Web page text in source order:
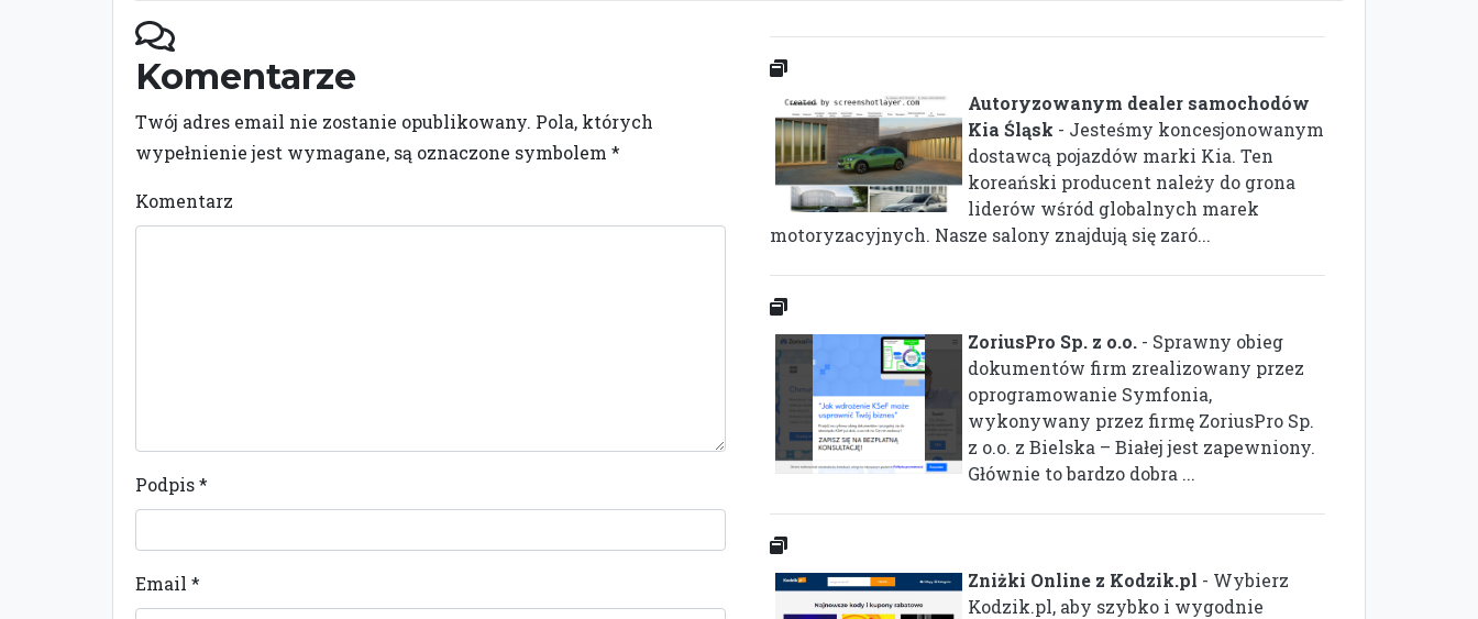
Komentarze
Twój adres email nie zostanie opublikowany. Pola, których
wypełnienie jest wymagane, są oznaczone symbolem *
Komentarz
Podpis*
Email *
Autoryzowanym dealer samochodów
Kia Śląsk - Jesteśmy koncesjonowanym
dostawcą pojazdów marki Kia. Ten
koreański producent należy do grona
liderów wśród globalnych marek
motoryzacyjnych. Nasze salony znajdują się zaró...
ZoriusPro Sp. z o.o. - Sprawny obieg
dokumentów firm zrealizowany przez
oprogramowanie Symfonia,
wykonywany przez firmę ZoriusPro Sp.
z o.o. z Bielska – Białej jest zapewniony.
Głównie to bardzo dobra ...
Zniżki Online z Kodzik.pl - Wybierz
Kodzik.pl, aby szybko i wygodnie